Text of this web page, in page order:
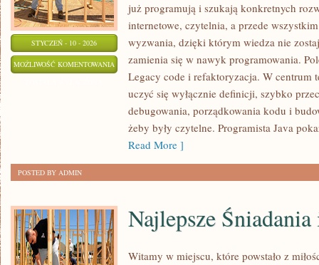
STYCZEŃ - 10 - 2026
MOŻLIWOŚĆ KOMENTOWANIA ROZWÓJ
APLIKACJI
WEBOWYCH
już programują i szukają konkretnych
internetowe, czytelnia, a przede
wyzwania, dzięki którym wiedza nie
zamienia się w nawyk programowania.
Legacy code i refaktoryzacja. W centrum
uczyć się wyłącznie definicji, szybko
debugowania, porządkowania kodu i
żeby były czytelne. Programista Java
Read More ]
POSTED BY ADMIN
Najlepsze
Witamy w miejscu, które powstało z